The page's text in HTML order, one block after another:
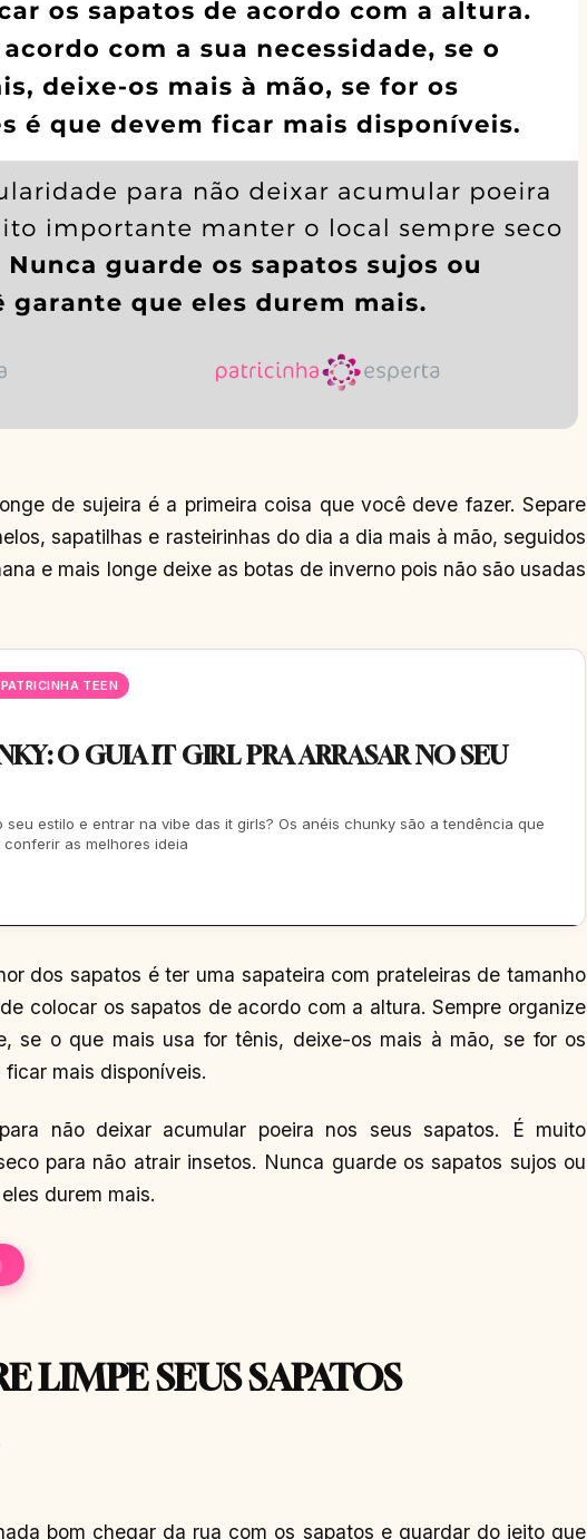
de sujeira é a primeira coisa que você deve fazer. Separe
sapatilhas e rasteirinhas do dia a dia mais à mão, seguidos
e mais longe deixe as botas de inverno pois não são usadas
TEEN
O GUIA IT GIRL PRA ARRASAR NO SEU
seu estilo e entrar na vibe das it girls? Os anéis chunky são a tendência que
as melhores ideia
dos sapatos é ter uma sapateira com prateleiras de tamanho
colocar os sapatos de acordo com a altura. Sempre organize
se o que mais usa for tênis, deixe-os mais à mão, se for os
mais disponíveis.
não deixar acumular poeira nos seus sapatos. É muito
para não atrair insetos. Nunca guarde os sapatos sujos ou
durem mais.
LIMPE SEUS SAPATOS
bom chegar da rua com os sapatos e guardar do jeito que